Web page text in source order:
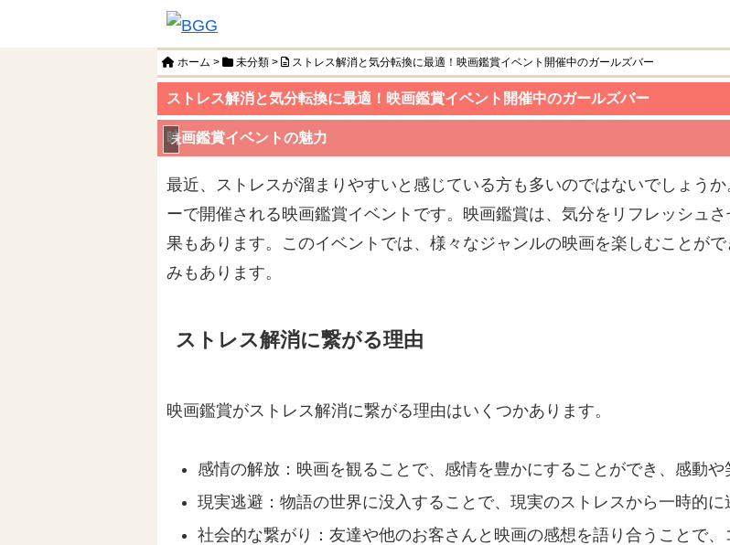
ホーム > 未分類 > ストレス解消と気分転換に最適！映画鑑賞イベント開催中のガールズバー
ストレス解消と気分転換に最適！映画鑑賞イベント開催中のガールズバー
未分類
映画鑑賞イベントの魅力
最近、ストレスが溜まりやすいと感じている方も多いのではないでしょう
ーで開催される映画鑑賞イベントです。映画鑑賞は、気分をリフレッシュ
果もあります。このイベントでは、様々なジャンルの映画を楽しむことが
みもあります。
ストレス解消に繋がる理由
映画鑑賞がストレス解消に繋がる理由はいくつかあります。
感情の解放：映画を観ることで、感情を豊かにすることができ、感動や
現実逃避：物語の世界に没入することで、現実のストレスから一時的に
社会的な繋がり：友達や他のお客さんと映画の感想を語り合うことで、